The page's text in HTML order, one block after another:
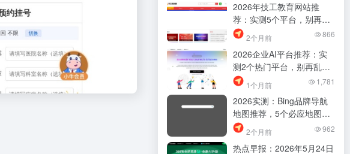
2026年技工教育网站推
荐：实测5个平台，别再乱
找了 2个月前 866
2026企业AI平台推荐：实
测2个热门平台，别再乱找
了！ 1个月前 1,781
2026实测：Bing品牌导航
地图推荐，5个必应地图资
源帮你少踩坑
2个月前 962
热点早报：2026年5月24日